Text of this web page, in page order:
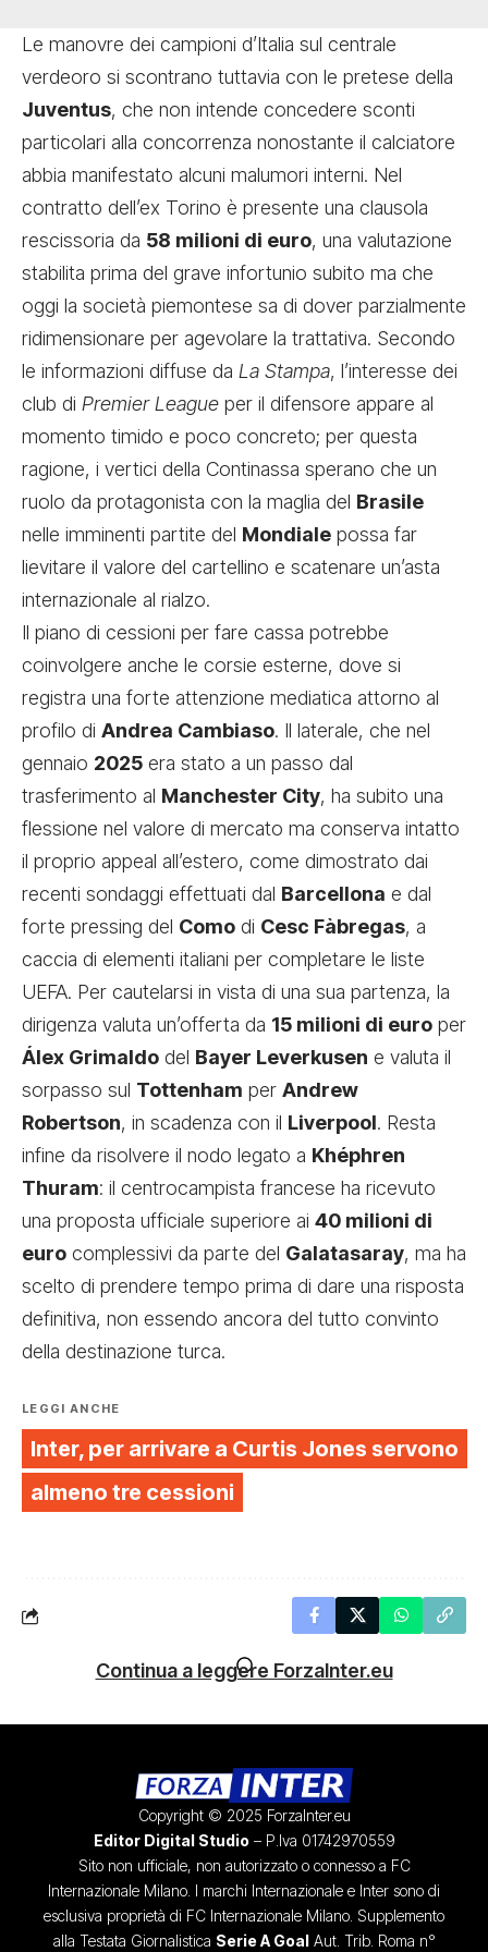
Le manovre dei campioni d’Italia sul centrale
verdeoro si scontrano tuttavia con le pretese della
Juventus, che non intende concedere sconti
particolari alla concorrenza nonostante il calciatore
abbia manifestato alcuni malumori interni. Nel
contratto dell’ex Torino è presente una clausola
rescissoria da 58 milioni di euro, una valutazione
stabilita prima del grave infortunio subito ma che
oggi la società piemontese sa di dover parzialmente
ridimensionare per agevolare la trattativa. Secondo
le informazioni diffuse da La Stampa, l’interesse dei
club di Premier League per il difensore appare al
momento timido e poco concreto; per questa
ragione, i vertici della Continassa sperano che un
ruolo da protagonista con la maglia del Brasile
nelle imminenti partite del Mondiale possa far
lievitare il valore del cartellino e scatenare un’asta
internazionale al rialzo.
Il piano di cessioni per fare cassa potrebbe
coinvolgere anche le corsie esterne, dove si
registra una forte attenzione mediatica attorno al
profilo di Andrea Cambiaso. Il laterale, che nel
gennaio 2025 era stato a un passo dal
trasferimento al Manchester City, ha subito una
flessione nel valore di mercato ma conserva intatto
il proprio appeal all’estero, come dimostrato dai
recenti sondaggi effettuati dal Barcellona e dal
forte pressing del Como di Cesc Fàbregas, a
caccia di elementi italiani per completare le liste
UEFA. Per cautelarsi in vista di una sua partenza, la
dirigenza valuta un’offerta da 15 milioni di euro per
Álex Grimaldo del Bayer Leverkusen e valuta il
sorpasso sul Tottenham per Andrew
Robertson, in scadenza con il Liverpool. Resta
infine da risolvere il nodo legato a Khéphren
Thuram: il centrocampista francese ha ricevuto
una proposta ufficiale superiore ai 40 milioni di
euro complessivi da parte del Galatasaray, ma ha
scelto di prendere tempo prima di dare una risposta
definitiva, non essendo ancora del tutto convinto
della destinazione turca.
LEGGI ANCHE
Inter, per arrivare a Curtis Jones servono
almeno tre cessioni
Continua a leggere ForzaInter.eu
Copyright © 2025 ForzaInter.eu
Editor Digital Studio – P.Iva 01742970559
Sito non ufficiale, non autorizzato o connesso a FC
Internazionale Milano. I marchi Internazionale e Inter sono di
esclusiva proprietà di FC Internazionale Milano. Supplemento
alla Testata Giornalistica Serie A GoalAut. Trib. Roma n°